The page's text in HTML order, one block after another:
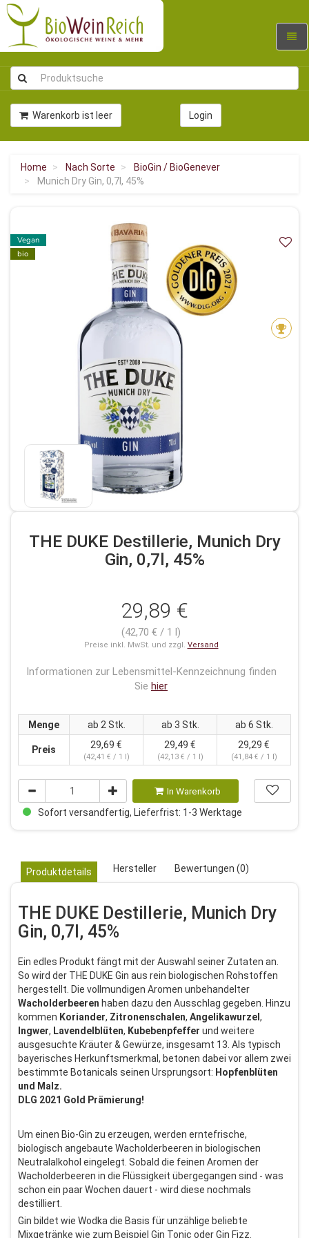
Warenkorb ist leer Login
Home Nach Sorte
BioGin / BioGenever
Munich Dry Gin, 0,7l, 45%
Vegan
bio
THE DUKE Destillerie, Munich Dry
Gin, 0,7l, 45%
29,89 €
(42,70 € / 1 l)
Preise inkl. MwSt. und zzgl. Versand
Informationen zur Lebensmittel-Kennzeichnung finden
Sie hier
Menge ab 2 Stk. ab 3 Stk. ab 6 Stk.
Preis 29,69 €
(42,41 € / 1 l)
29,49 €
(42,13 € / 1 l)
29,29 €
(41,84 € / 1 l)
In Warenkorb
Sofort versandfertig, Lieferfrist: 1-3 Werktage
Produktdetails Hersteller Bewertungen (0)
THE DUKE Destillerie, Munich Dry
Gin, 0,7l, 45%
Ein edles Produkt fängt mit der Auswahl seiner Zutaten an.
So wird der THE DUKE Gin aus rein biologischen Rohstoffen
hergestellt. Die vollmundigen Aromen unbehandelter
Wacholderbeeren haben dazu den Ausschlag gegeben. Hinzu
kommen Koriander, Zitronenschalen, Angelikawurzel ,
Ingwer, Lavendelblüten, Kubebenpfeffer und weitere
ausgesuchte Kräuter & Gewürze, insgesamt 13. Als typisch
bayerisches Herkunftsmerkmal, betonen dabei vor allem zwei
bestimmte Botanicals seinen Ursprungsort: Hopfenblüten
und Malz.
DLG 2021 Gold Prämierung!
Um einen Bio-Gin zu erzeugen, werden erntefrische,
biologisch angebaute Wacholderbeeren in biologischen
Neutralalkohol eingelegt. Sobald die feinen Aromen der
Wacholderbeeren in die Flüssigkeit übergegangen sind - was
schon ein paar Wochen dauert - wird diese nochmals
destilliert.
Gin bildet wie Wodka die Basis für unzählige beliebte
Mixgetränke wie zum Beispiel Gin Tonic oder Gin Fizz.